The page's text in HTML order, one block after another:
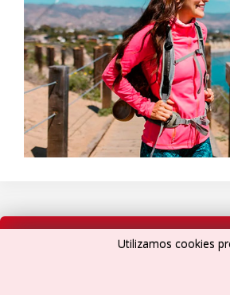
Utilizamos cookies